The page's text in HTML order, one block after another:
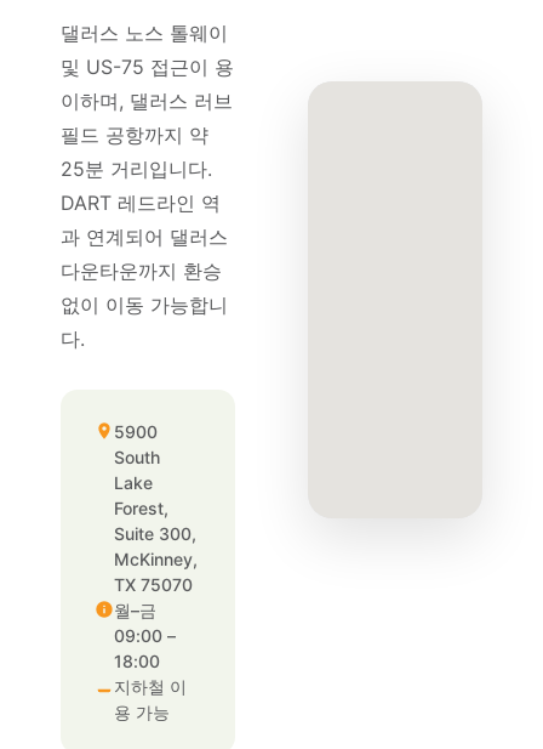
댈러스 노스 톨웨이
및 US-75 접근이 용
이하며, 댈러스 러브
필드 공항까지 약
25분 거리입니다.
DART 레드라인 역
과 연계되어 댈러스
다운타운까지 환승
없이 이동 가능합니
다.
5900
South
Lake
Forest,
Suite 300,
McKinney,
TX 75070
월–금
09:00 –
18:00
지하철 이
용 가능